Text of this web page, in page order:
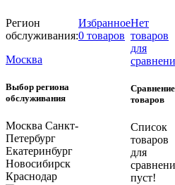
Регион
обслуживания:
Москва
Выбор региона
обслуживания
Москва Санкт-
Петербург
Екатеринбург
Новосибирск
Краснодар
Избранное
0 товаров
Нет
товаров
для
Сравнение
товаров
Список
товаров
для
пуст!